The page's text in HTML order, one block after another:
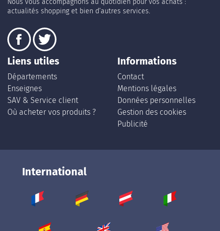
actualités shopping et bien d’autres services.
Liens utiles
Départements
Enseignes
SAV & Service client
Où acheter vos produits ?
Informations
Contact
Mentions légales
Données personnelles
Gestion des cookies
Publicité
International